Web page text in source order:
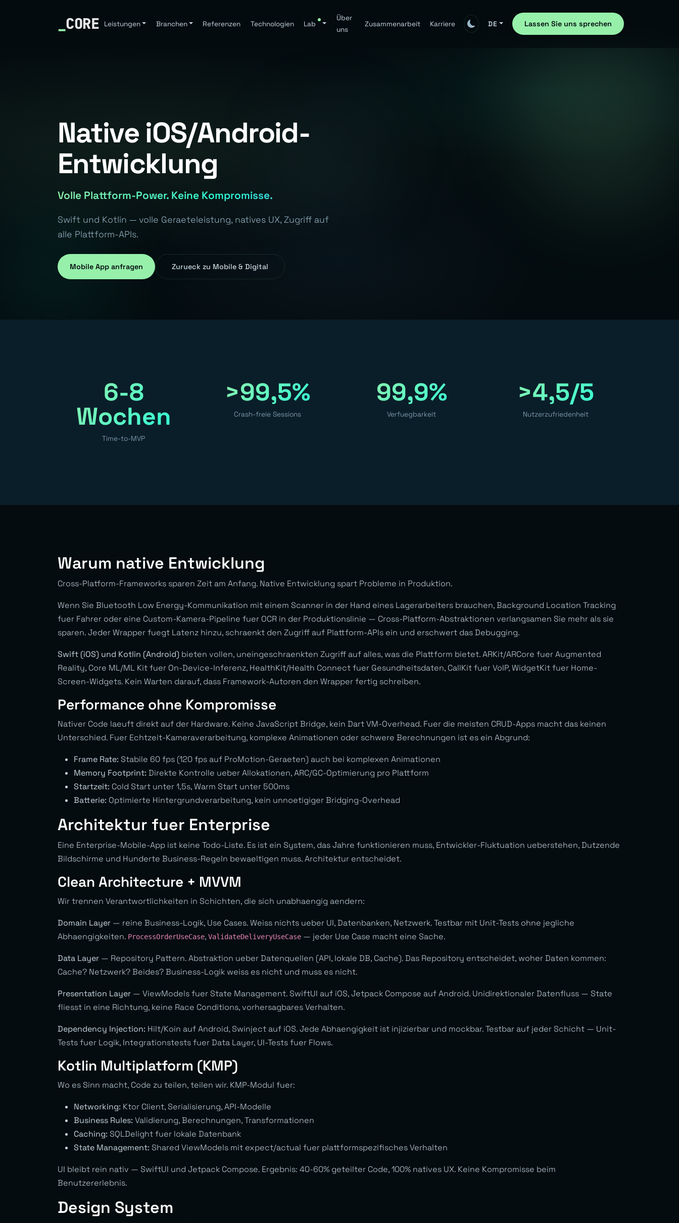
_CORE Leistungen Branchen Referenzen Technologien Lab
Über
uns
Zusammenarbeit Karriere DE Lassen Sie uns sprechen
Native iOS/Android-
Entwicklung
Volle Plattform-Power. Keine Kompromisse.
Swift und Kotlin — volle Geraeteleistung, natives UX, Zugriff auf
alle Plattform-APIs.
Mobile App anfragen Zurueck zu Mobile & Digital
6-8
Wochen
Time-to-MVP
>99,5%
Crash-freie Sessions
99,9%
Verfuegbarkeit
>4,5/5
Nutzerzufriedenheit
Warum native Entwicklung
Cross-Platform-Frameworks sparen Zeit am Anfang. Native Entwicklung spart Probleme in Produktion.
Wenn Sie Bluetooth Low Energy-Kommunikation mit einem Scanner in der Hand eines Lagerarbeiters brauchen, Background Location Tracking
fuer Fahrer oder eine Custom-Kamera-Pipeline fuer OCR in der Produktionslinie — Cross-Platform-Abstraktionen verlangsamen Sie mehr als sie
sparen. Jeder Wrapper fuegt Latenz hinzu, schraenkt den Zugriff auf Plattform-APIs ein und erschwert das Debugging.
Swift (iOS) und Kotlin (Android) bieten vollen, uneingeschraenkten Zugriff auf alles, was die Plattform bietet. ARKit/ARCore fuer Augmented
Reality, Core ML/ML Kit fuer On-Device-Inferenz, HealthKit/Health Connect fuer Gesundheitsdaten, CallKit fuer VoIP, WidgetKit fuer Home-
Screen-Widgets. Kein Warten darauf, dass Framework-Autoren den Wrapper fertig schreiben.
Performance ohne Kompromisse
Nativer Code laeuft direkt auf der Hardware. Keine JavaScript Bridge, kein Dart VM-Overhead. Fuer die meisten CRUD-Apps macht das keinen
Unterschied. Fuer Echtzeit-Kameraverarbeitung, komplexe Animationen oder schwere Berechnungen ist es ein Abgrund:
Frame Rate: Stabile 60 fps (120 fps auf ProMotion-Geraeten) auch bei komplexen Animationen
Memory Footprint: Direkte Kontrolle ueber Allokationen, ARC/GC-Optimierung pro Plattform
Startzeit: Cold Start unter 1,5s, Warm Start unter 500ms
Batterie: Optimierte Hintergrundverarbeitung, kein unnoetigiger Bridging-Overhead
Architektur fuer Enterprise
Eine Enterprise-Mobile-App ist keine Todo-Liste. Es ist ein System, das Jahre funktionieren muss, Entwickler-Fluktuation ueberstehen, Dutzende
Bildschirme und Hunderte Business-Regeln bewaeltigen muss. Architektur entscheidet.
Clean Architecture + MVVM
Wir trennen Verantwortlichkeiten in Schichten, die sich unabhaengig aendern:
Domain Layer — reine Business-Logik, Use Cases. Weiss nichts ueber UI, Datenbanken, Netzwerk. Testbar mit Unit-Tests ohne jegliche
Abhaengigkeiten. ProcessOrderUseCase, ValidateDeliveryUseCase — jeder Use Case macht eine Sache.
Data Layer — Repository Pattern. Abstraktion ueber Datenquellen (API, lokale DB, Cache). Das Repository entscheidet, woher Daten kommen:
Cache? Netzwerk? Beides? Business-Logik weiss es nicht und muss es nicht.
Presentation Layer — ViewModels fuer State Management. SwiftUI auf iOS, Jetpack Compose auf Android. Unidirektionaler Datenfluss — State
fliesst in eine Richtung, keine Race Conditions, vorhersagbares Verhalten.
Dependency Injection: Hilt/Koin auf Android, Swinject auf iOS. Jede Abhaengigkeit ist injizierbar und mockbar. Testbar auf jeder Schicht — Unit-
Tests fuer Logik, Integrationstests fuer Data Layer, UI-Tests fuer Flows.
Kotlin Multiplatform (KMP)
Wo es Sinn macht, Code zu teilen, teilen wir. KMP-Modul fuer:
Networking: Ktor Client, Serialisierung, API-Modelle
Business Rules: Validierung, Berechnungen, Transformationen
Caching: SQLDelight fuer lokale Datenbank
State Management: Shared ViewModels mit expect/actual fuer plattformspezifisches Verhalten
UI bleibt rein nativ — SwiftUI und Jetpack Compose. Ergebnis: 40-60% geteilter Code, 100% natives UX. Keine Kompromisse beim
Benutzererlebnis.
Design System